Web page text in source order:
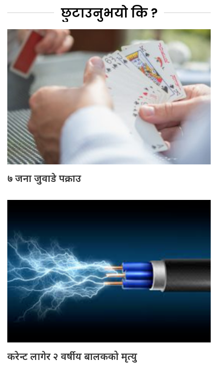
छुटाउनुभयो कि ?
७ जना जुवाडे पक्राउ
करेन्ट लागेर २ वर्षीय बालकको मृत्यु